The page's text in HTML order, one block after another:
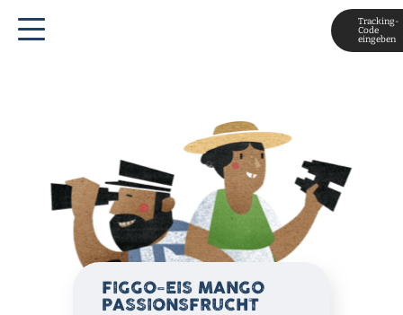
Tracking-
Code
eingeben
FIGGO-EIS MANGO
PASSIONSFRUCHT